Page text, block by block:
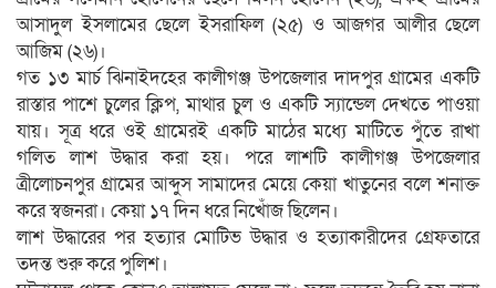
আসাদুল ইসলামের ছেলে ইসরাফিল (২৫) ও আজগর আলীর ছেলে
আজিম (২৬)।
গত ১৩ মার্চ ঝিনাইদহের কালীগঞ্জ উপজেলার দাদপুর গ্রামের একটি
রাস্তার পাশে চুলের ক্লিপ, মাথার চুল ও একটি স্যান্ডেল দেখতে পাওয়া
যায়। সূত্র ধরে ওই গ্রামেরই একটি মাঠের মধ্যে মাটিতে পুঁতে রাখা
গলিত লাশ উদ্ধার করা হয়। পরে লাশটি কালীগঞ্জ উপজেলার
ত্রীলোচনপুর গ্রামের আব্দুস সামাদের মেয়ে কেয়া খাতুনের বলে শনাক্ত
করে স্বজনরা। কেয়া ১৭ দিন ধরে নিখোঁজ ছিলেন।
লাশ উদ্ধারের পর হত্যার মোটিভ উদ্ধার ও হত্যাকারীদের গ্রেফতারে
তদন্ত শুরু করে পুলিশ।